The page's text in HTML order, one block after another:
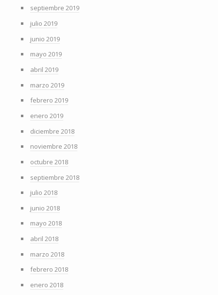
septiembre 2019
julio 2019
junio 2019
mayo 2019
abril 2019
marzo 2019
febrero 2019
enero 2019
diciembre 2018
noviembre 2018
octubre 2018
septiembre 2018
julio 2018
junio 2018
mayo 2018
abril 2018
marzo 2018
febrero 2018
enero 2018